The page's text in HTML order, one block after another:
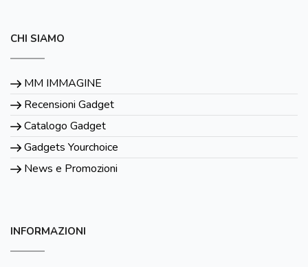
CHI SIAMO
MM IMMAGINE
Recensioni Gadget
Catalogo Gadget
Gadgets Yourchoice
News e Promozioni
INFORMAZIONI